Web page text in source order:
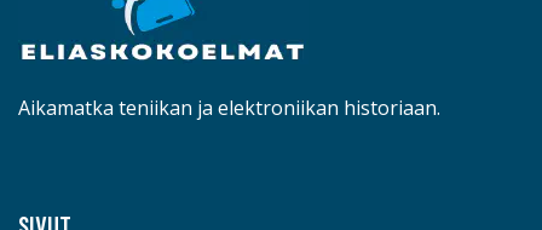
Aikamatka teniikan ja elektroniikan historiaan.